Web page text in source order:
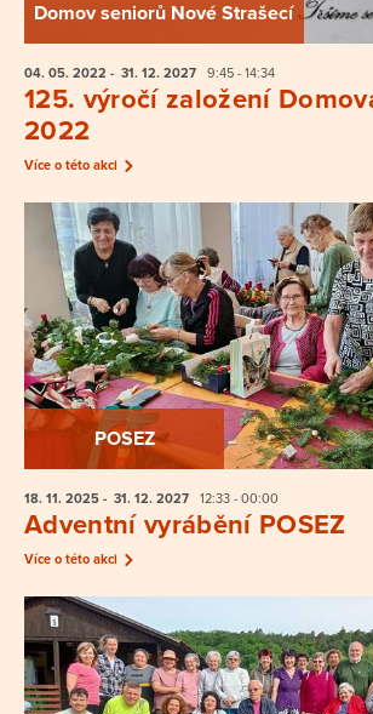
Domov seniorů Nové Strašecí
04. 05. 2022 - 31. 12. 2027 9:45 - 14:34
125. výročí založení
2022
Více o této akci
POSEZ
18. 11. 2025 - 31. 12. 2027 12:33 - 00:00
Adventní vyrábění POSEZ
Více o této akci